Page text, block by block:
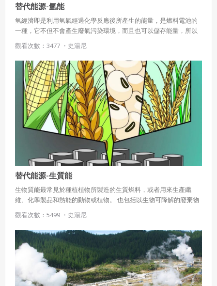
替代能源-氫能
氫經濟即是利用氫氣經過化學反應後所產生的能量，是燃料電池的
一種，它不但不會產生廢氣污染環境，而且也可以儲存能量，所以
是目前正在研究大量生產的方法。
觀看次數：3477 ・ 史湯尼
替代能源-生質能
生物質能最常見於種植植物所製造的生質燃料，或者用來生產纖
維、化學製品和熱能的動物或植物。 也包括以生物可降解的廢棄物
（Biodegradable waste）製造的燃料。 但那些已經變質成為煤炭
或石油等的有機物質除外。
觀看次數：5499 ・ 史湯尼